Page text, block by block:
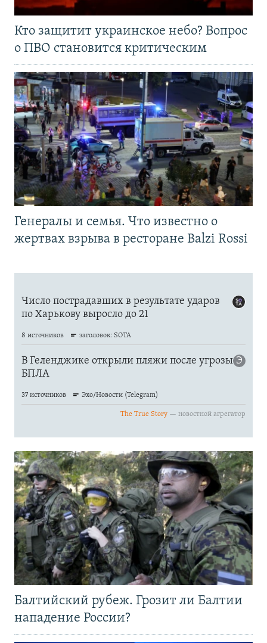
Кто защитит украинское небо? Вопрос
о ПВО становится критическим
Генералы и семья. Что известно о
жертвах взрыва в ресторане Balzi Rossi
Балтийский рубеж. Грозит ли Балтии
нападение России?